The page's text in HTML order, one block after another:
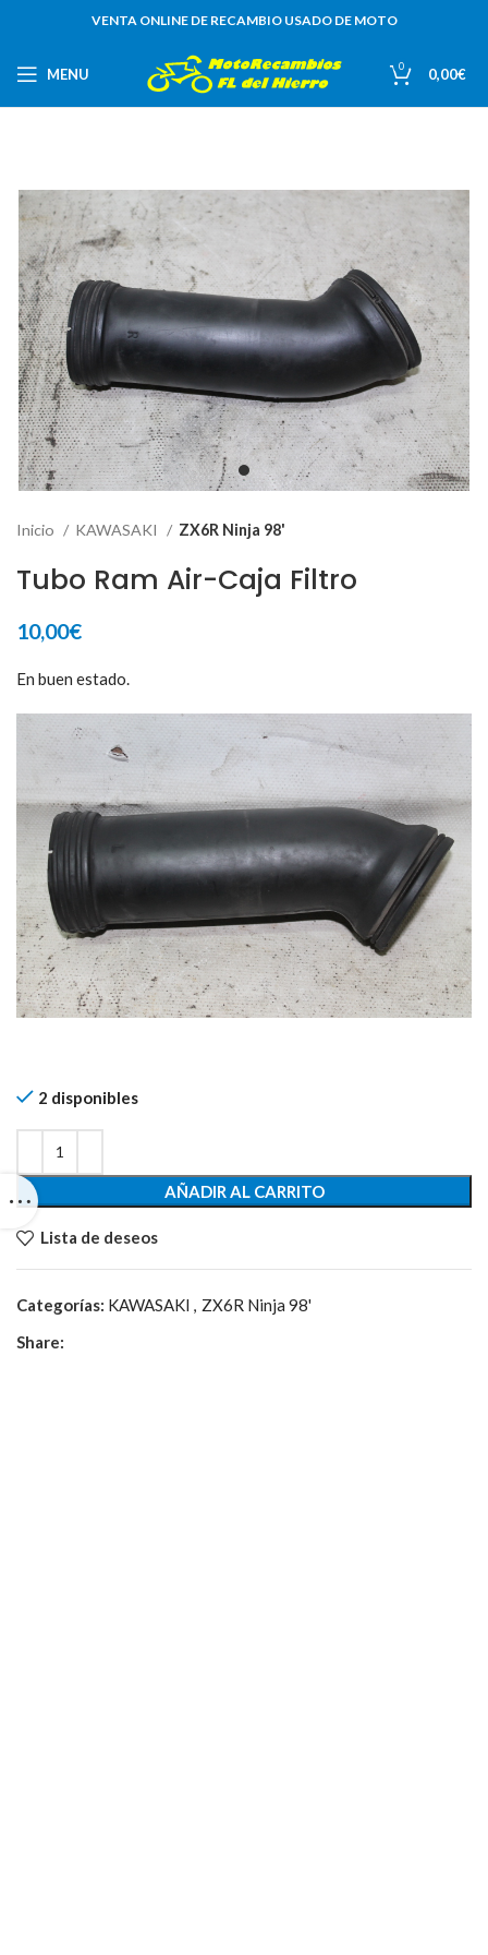
VENTA ONLINE DE RECAMBIO USADO DE MOTO
MENU 0 0,00€
Inicio KAWASAKI ZX6R Ninja 98'
Tubo Ram Air-Caja Filtro
10,00€
En buen estado.
2 disponibles
AÑADIR AL CARRITO
Lista de deseos
Categorías: KAWASAKI , ZX6R Ninja 98'
Share: